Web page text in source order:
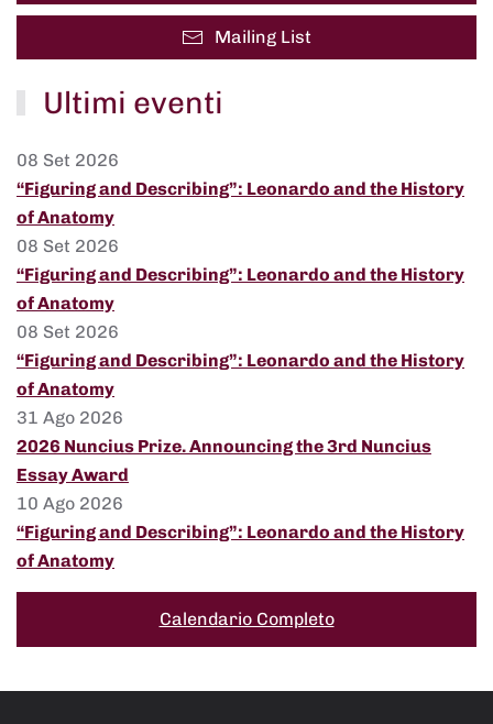
Mailing List
Ultimi eventi
08 Set 2026
“Figuring and Describing”: Leonardo and the History
of Anatomy
08 Set 2026
“Figuring and Describing”: Leonardo and the History
of Anatomy
08 Set 2026
“Figuring and Describing”: Leonardo and the History
of Anatomy
31 Ago 2026
2026 Nuncius Prize. Announcing the 3rd Nuncius
Essay Award
10 Ago 2026
“Figuring and Describing”: Leonardo and the History
of Anatomy
Calendario Completo